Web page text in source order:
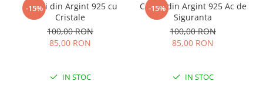
-15%
Cercei din Argint 925 cu
Cristale
100,00 RON
85,00 RON
IN STOC
-15%
Cercei din Argint 925 Ac de
Siguranta
100,00 RON
85,00 RON
IN STOC